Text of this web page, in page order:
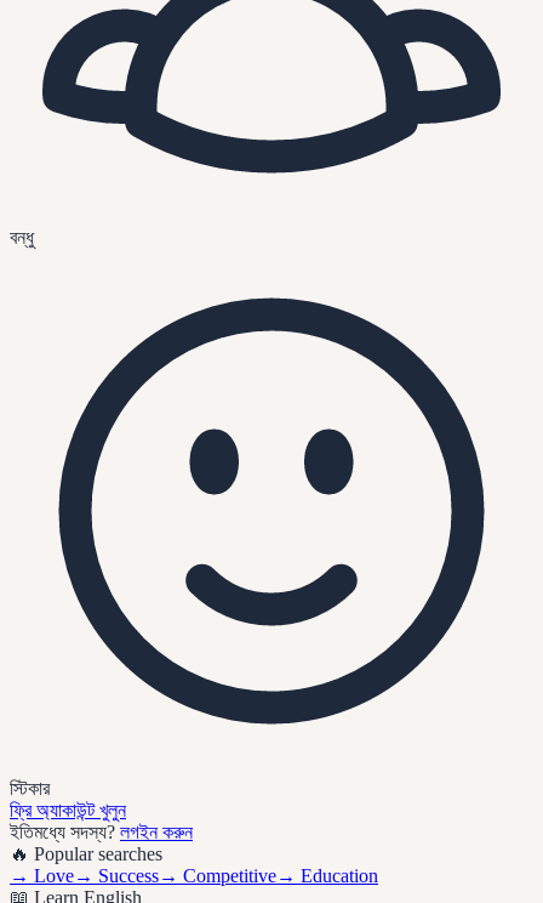
বন্ধু
স্টিকার
ফ্রি অ্যাকাউন্ট খুলুন
ইতিমধ্যে সদস্য? লগইন করুন
🔥 Popular searches
→ Love→ Success→ Competitive→ Education
📖 Learn English